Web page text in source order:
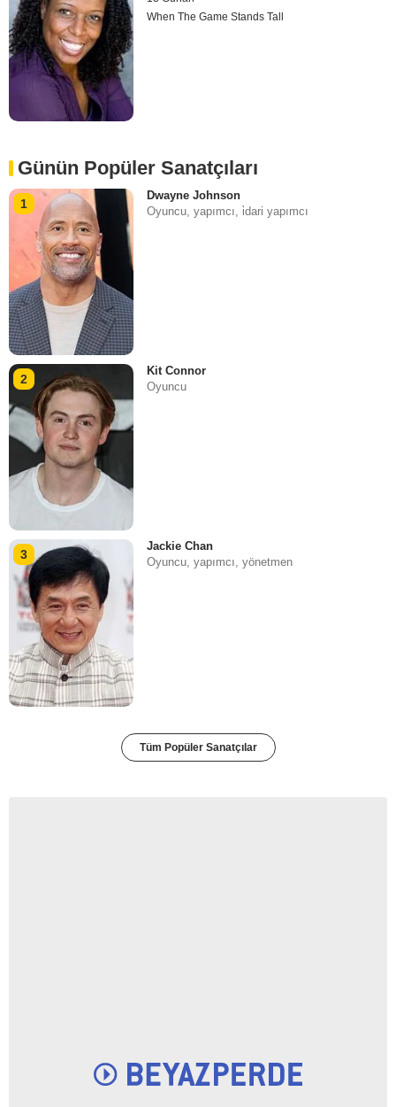
When The Game Stands Tall
Günün Popüler Sanatçıları
1
Dwayne Johnson
Oyuncu, yapımcı, i̇dari yapımcı
2
Kit Connor
Oyuncu
3
Jackie Chan
Oyuncu, yapımcı, yönetmen
Tüm Popüler Sanatçılar